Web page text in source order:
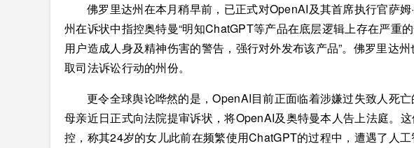
佛罗里达州在本月稍早前，已正式对OpenAI及其首席执行官萨
州在诉状中指控奥特曼“明知ChatGPT等产品在底层逻辑上存在严重
用户造成人身及精神伤害的警告，强行对外发布该产品”。佛罗里达
取司法诉讼行动的州份。
更令全球舆论哗然的是，OpenAI目前正面临着涉嫌过失致人死
母亲近日正式向法院提审诉状，将OpenAI及奥特曼本人告上法庭。
控，称其24岁的女儿此前在频繁使用ChatGPT的过程中，遭遇了人